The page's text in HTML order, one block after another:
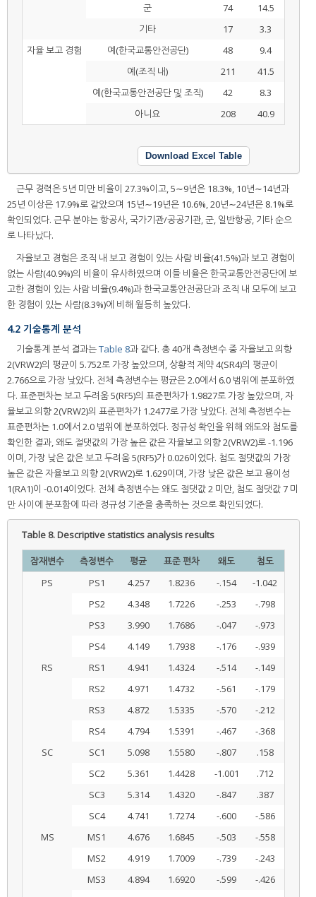
군
74
14.5
기타
17
3.3
자율 보고 경험
예(한국교통안전공단) 48
9.4
예(조직 내)
211
41.5
예(한국교통안전공단 및 조직)
42
8.3
아니요
208 40.9
Download Excel Table
근무 경력은 5년 미만 비율이 27.3%이고, 5∼9년은 18.3%, 10년∼14년과
25년 이상은 17.9%로 같았으며 15년∼19년은 10.6%, 20년∼24년은 8.1%로
확인되었다. 근무 분야는 항공사, 국가기관/공공기관, 군, 일반항공, 기타 순으
로 나타났다.
자율보고 경험은 조직 내 보고 경험이 있는 사람 비율(41.5%)과 보고 경험이
없는 사람(40.9%)의 비율이 유사하였으며 이들 비율은 한국교통안전공단에 보
고한 경험이 있는 사람 비율(9.4%)과 한국교통안전공단과 조직 내 모두에 보고
한 경험이 있는 사람(8.3%)에 비해 월등히 높았다.
4.2 기술통계 분석
기술통계 분석 결과는Table 8과 같다. 총 40개 측정변수 중 자율보고 의향
2(VRW2)의 평균이 5.752로 가장 높았으며, 상황적 제약 4(SR4)의 평균이
2.766으로 가장 낮았다. 전체 측정변수는 평균은 2.0에서 6.0 범위에 분포하였
다. 표준편차는 보고 두려움 5(RF5)의 표준편차가 1.9827로 가장 높았으며, 자
율보고 의향 2(VRW2)의 표준편차가 1.2477로 가장 낮았다. 전체 측정변수는
표준편차는 1.0에서 2.0 범위에 분포하였다. 정규성 확인을 위해 왜도와 첨도를
확인한 결과, 왜도 절댓값의 가장 높은 값은 자율보고 의향 2(VRW2)로 -1.196
이며, 가장 낮은 값은 보고 두려움 5(RF5)가 0.026이었다. 첨도 절댓값의 가장
높은 값은 자율보고 의향 2(VRW2)로 1.629이며, 가장 낮은 값은 보고 용이성
1(RA1)이 -0.014이었다. 전체 측정변수는 왜도 절댓값 2 미만, 첨도 절댓값 7 미
만 사이에 분포함에 따라 정규성 기준을 충족하는 것으로 확인되었다.
Table 8.Descriptive statistics analysis results
잠재변수 측정변수 평균 표준 편차 왜도
첨도
PS
PS1 4.257 1.8236 -.154
-1.042
PS2
4.348 1.7226 -.253
-.798
PS3
3.990 1.7686 -.047
-.973
PS4
4.149 1.7938 -.176
-.939
RS
RS1 4.941 1.4324 -.514
-.149
RS2
4.971 1.4732 -.561
-.179
RS3
4.872 1.5335 -.570
-.212
RS4
4.794 1.5391 -.467
-.368
SC
SC1 5.098 1.5580 -.807
.158
SC2
5.361 1.4428 -1.001
.712
SC3
5.314 1.4320 -.847
.387
SC4
4.741 1.7274 -.600
-.586
MS
MS1 4.676 1.6845 -.503
-.558
MS2
4.919 1.7009 -.739
-.243
MS3
4.894 1.6920 -.599
-.426